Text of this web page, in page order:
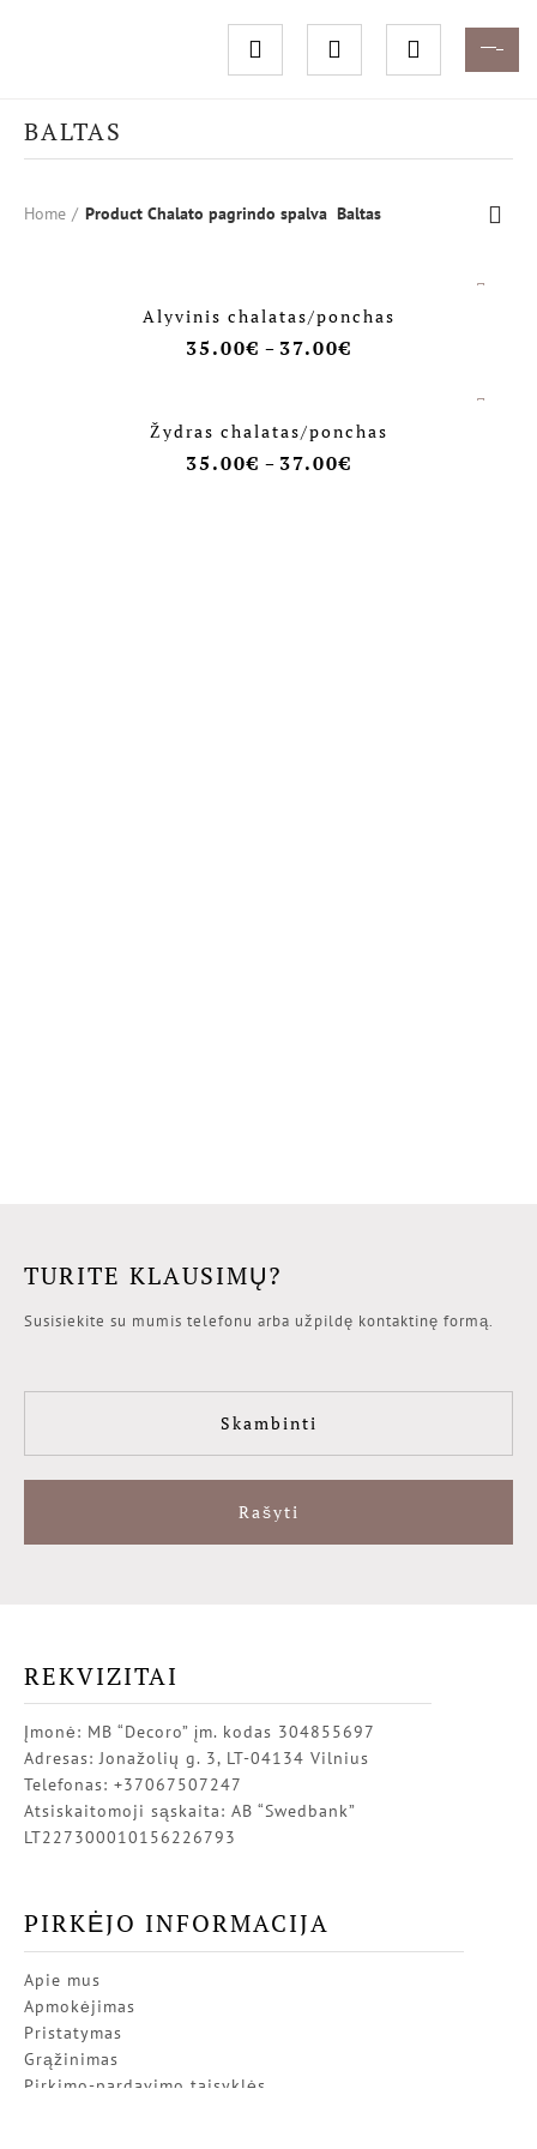
BALTAS
Home Product Chalato pagrindo spalva Baltas
Alyvinis chalatas/ponchas
35.00€ – 37.00€
Žydras chalatas/ponchas
35.00€ – 37.00€
TURITE KLAUSIMŲ?
Susisiekite su mumis telefonu arba užpildę kontaktinę formą.
Skambinti
Rašyti
REKVIZITAI
Įmonė: MB “Decoro” įm. kodas 304855697
Adresas: Jonažolių g. 3, LT-04134 Vilnius
Telefonas: +37067507247
Atsiskaitomoji sąskaita: AB “Swedbank”
LT227300010156226793
PIRKĖJO INFORMACIJA
Apie mus
Apmokėjimas
Pristatymas
Grąžinimas
Pirkimo-pardavimo taisyklės